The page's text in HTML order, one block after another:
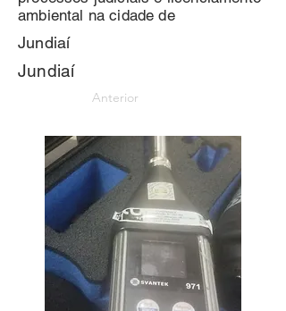
ambiental na cidade de
Jundiaí
Jundiaí
Anterior